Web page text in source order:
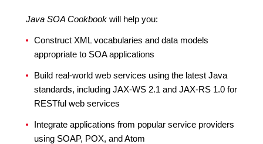
Java SOA Cookbook will help you:
Construct XML vocabularies and data models
appropriate to SOA applications
Build real-world web services using the latest Java
standards, including JAX-WS 2.1 and JAX-RS 1.0 for
RESTful web services
Integrate applications from popular service providers
using SOAP, POX, and Atom